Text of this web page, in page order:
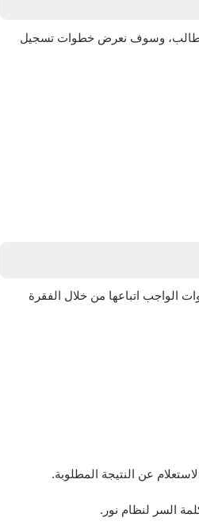
وسوف نعرض خطوات تسجيل
الواجب اتباعها من خلال الفقرة
عن النتيجة المطلوبة.
السر لنظام نور.